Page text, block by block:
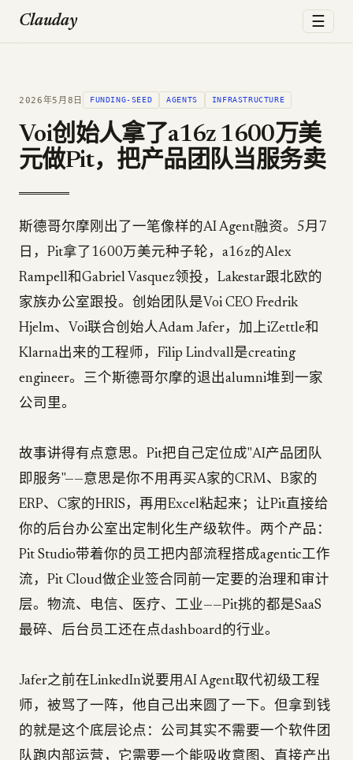
Clauday ☰
2026年5月8日 FUNDING-SEED AGENTS INFRASTRUCTURE
Voi创始人拿了a16z 1600万美
元做Pit，把产品团队当服务卖
斯德哥尔摩刚出了一笔像样的AI Agent融资。5月7
日，Pit拿了1600万美元种子轮，a16z的Alex
Rampell和Gabriel Vasquez领投，Lakestar跟北欧的
家族办公室跟投。创始团队是Voi CEO Fredrik
Hjelm、Voi联合创始人Adam Jafer，加上iZettle和
Klarna出来的工程师，Filip Lindvall是creating
engineer。三个斯德哥尔摩的退出alumni堆到一家
公司里。
故事讲得有点意思。Pit把自己定位成"AI产品团队
即服务"——意思是你不用再买A家的CRM、B家的
ERP、C家的HRIS，再用Excel粘起来；让Pit直接给
你的后台办公室出定制化生产级软件。两个产品：
Pit Studio带着你的员工把内部流程搭成agentic工作
流，Pit Cloud做企业签合同前一定要的治理和审计
层。物流、电信、医疗、工业——Pit挑的都是SaaS
最碎、后台员工还在点dashboard的行业。
Jafer之前在LinkedIn说要用AI Agent取代初级工程
师，被骂了一阵，他自己出来圆了一下。但拿到钱
的就是这个底层论点：公司其实不需要一个软件团
队跑内部运营，它需要一个能吸收意图、直接产出